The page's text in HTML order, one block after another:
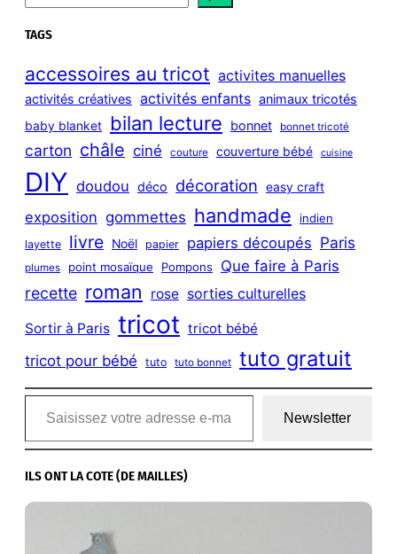
e
a
c
h
TAGS
accessoires au tricot activites manuelles
activités créatives activités enfants animaux tricotés
baby blanket bilan lecture bonnet bonnet tricoté
carton châle ciné couture couverture bébé cuisine
DIY doudou déco décoration easy craft
exposition gommettes handmade indien
layette livre Noël papier papiers découpés Paris
plumes point mosaïque Pompons Que faire à Paris
recette roman rose sorties culturelles
Sortir à Paris tricot tricot bébé
tricot pour bébé tuto tuto bonnet tuto gratuit
Saisissez votre adresse e-mail…
Newsletter
ILS ONT LA COTE (DE MAILLES)